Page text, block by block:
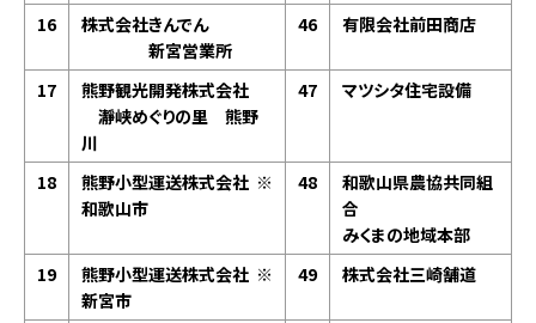
16
株式会社きんでん
新宮営業所
46 有限会社前田商店
17
熊野観光開発株式会社
瀞峡めぐりの里 熊野
川
47 マツシタ住宅設備
18
熊野小型運送株式会社 ※
和歌山市
48
和歌山県農協共同組
合
みくまの地域本部
19
熊野小型運送株式会社 ※
新宮市
49 株式会社三崎舗道